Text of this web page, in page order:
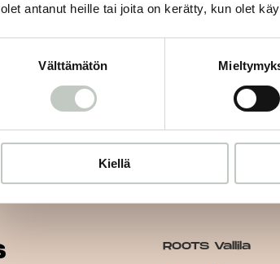
olet antanut heille tai joita on kerätty, kun olet
Välttämätön
Kiellä
Tilaa uutiskirjeemme ja saat tiedon
ROOTS Vallila